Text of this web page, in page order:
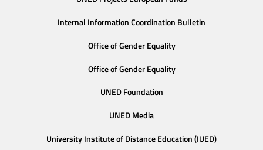
Internal Information Coordination Bulletin
Office of Gender Equality
Office of Gender Equality
UNED Foundation
UNED Media
University Institute of Distance Education (IUED)